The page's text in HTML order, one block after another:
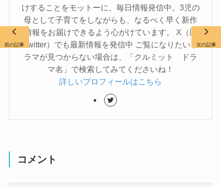
けすることをモットーに、毎日情報発信中。3児の
母として子育てをしながらも、なるべく早く新作
情報をお届けできるよう心がけています。 X（旧
Twitter）でも最新情報を発信中 ご覧になりたいド
ラマが見つからない場合は、「クルミット ドラ
マ名」で検索してみてくださいね！
詳しいプロフィールはこちら
コメント
前の記事 次の記事